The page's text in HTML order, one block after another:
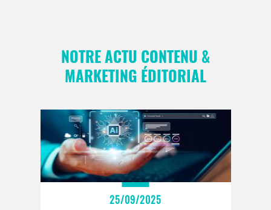
NOTRE ACTU CONTENU &
MARKETING ÉDITORIAL
25/09/2025